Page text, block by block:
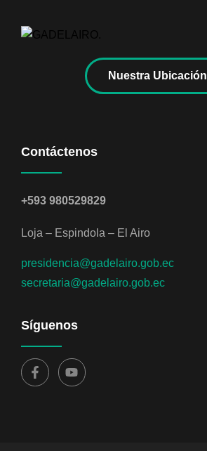
Nuestra Ubicación
Contáctenos
+593 980529829
Loja – Espindola – El Airo
presidencia@gadelairo.gob.ec
secretaria@gadelairo.gob.ec
Síguenos